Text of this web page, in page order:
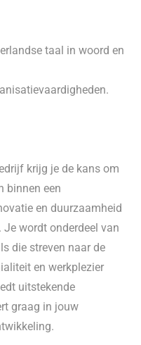
taal in woord en
krijg je de kans om
binnen een
en duurzaamheid
wordt onderdeel van
die streven naar de
en werkplezier
uitstekende
graag in jouw